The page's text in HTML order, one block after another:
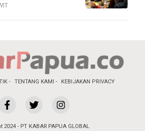
TENTANG KAMI KEBIJAKAN PRIVACY
2024 - PT KABAR PAPUA GLOBAL